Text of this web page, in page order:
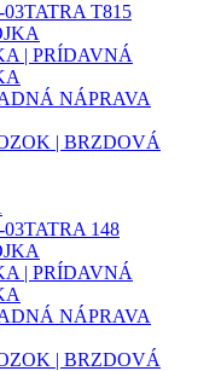
TATRA T815
| PRÍDAVNÁ
NÁPRAVA
| BRZDOVÁ
TATRA 148
| PRÍDAVNÁ
NÁPRAVA
| BRZDOVÁ